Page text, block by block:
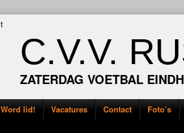
C.V.V.
ZATERDAG VOETBAL
Word lid! Vacatures Contact Foto’s